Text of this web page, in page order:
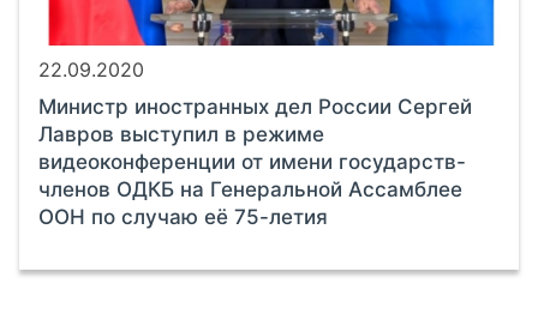
22.09.2020
Министр иностранных дел России Сергей
Лавров выступил в режиме
видеоконференции от имени государств-
членов ОДКБ на Генеральной Ассамблее
ООН по случаю её 75-летия